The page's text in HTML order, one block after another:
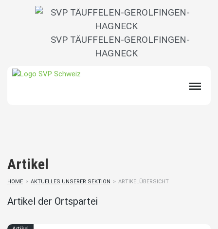
SVP TÄUFFELEN-GEROLFINGEN-
HAGNECK
Artikel
HOME > AKTUELLES UNSERER SEKTION > ARTIKELÜBERSICHT
Artikel der Ortspartei